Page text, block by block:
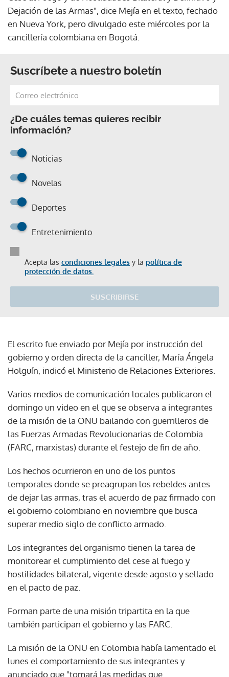
Dejación de las Armas", dice Mejía en el texto, fechado
en Nueva York, pero divulgado este miércoles por la
cancillería colombiana en Bogotá.
Suscríbete a nuestro boletín
¿De cuáles temas quieres recibir
información?
Noticias
Novelas
Deportes
Entretenimiento
Acepta las condiciones legales y la política de
protección de datos.
SUSCRIBIRSE
El escrito fue enviado por Mejía por instrucción del
gobierno y orden directa de la canciller, María Ángela
Holguín, indicó el Ministerio de Relaciones Exteriores.
Varios medios de comunicación locales publicaron el
domingo un video en el que se observa a integrantes
de la misión de la ONU bailando con guerrilleros de
las Fuerzas Armadas Revolucionarias de Colombia
(FARC, marxistas) durante el festejo de fin de año.
Los hechos ocurrieron en uno de los puntos
temporales donde se preagrupan los rebeldes antes
de dejar las armas, tras el acuerdo de paz firmado con
el gobierno colombiano en noviembre que busca
superar medio siglo de conflicto armado.
Los integrantes del organismo tienen la tarea de
monitorear el cumplimiento del cese al fuego y
hostilidades bilateral, vigente desde agosto y sellado
en el pacto de paz.
Forman parte de una misión tripartita en la que
también participan el gobierno y las FARC.
La misión de la ONU en Colombia había lamentado el
lunes el comportamiento de sus integrantes y
anunciado que "tomará las medidas que